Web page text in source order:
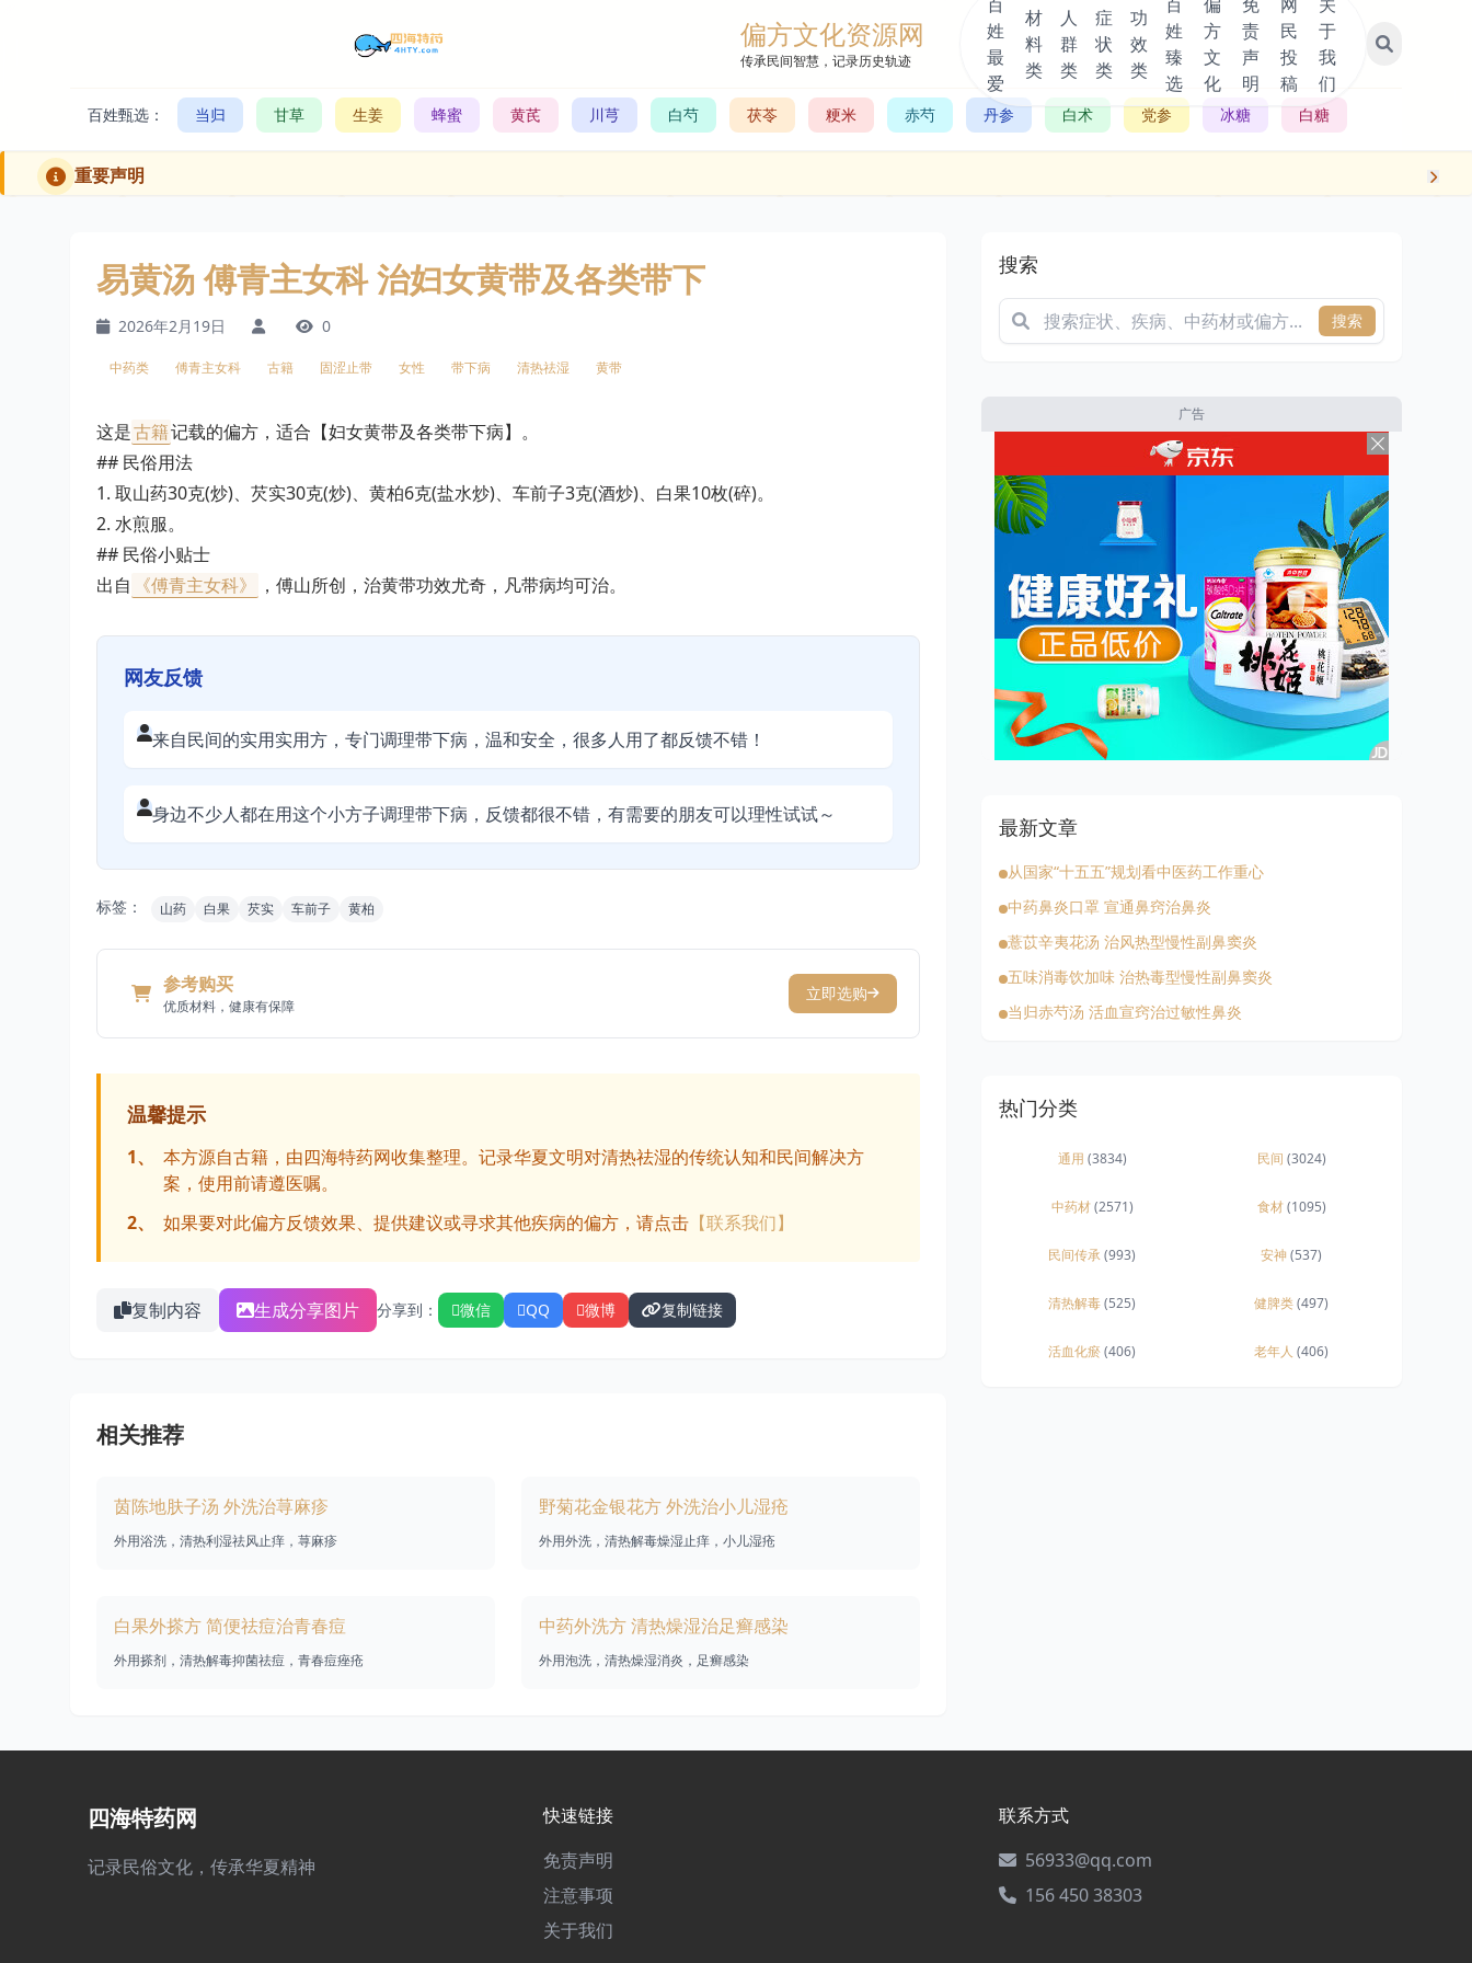
偏方文化资源网
传承民间智慧，记录历史轨迹
姓
最
爱
材
料
类
人
群
类
症
状
类
功
效
类
姓
臻
选
方
文
化
责
声
明
民
投
稿
于
我
们
百姓甄选： 当归 甘草 生姜 蜂蜜 黄芪 川芎 白芍 茯苓 粳米 赤芍 丹参 白术 党参 冰糖 白糖
重要声明
易黄汤 傅青主女科 治妇女黄带及各类带下
2026年2月19日 0
中药类 傅青主女科 古籍 固涩止带 女性 带下病 清热祛湿 黄带
这是古籍记载的偏方，适合【妇女黄带及各类带下病】。
## 民俗用法
1. 取山药30克(炒)、芡实30克(炒)、黄柏6克(盐水炒)、车前子3克(酒炒)、白果10枚(碎)。
2. 水煎服。
## 民俗小贴士
出自 《傅青主女科》 ，傅山所创，治黄带功效尤奇，凡带病均可治。
网友反馈
来自民间的实用实用方，专门调理带下病，温和安全，很多人用了都反馈不错！
身边不少人都在用这个小方子调理带下病，反馈都很不错，有需要的朋友可以理性试试～
标签： 山药 白果 芡实 车前子 黄柏
参考购买
优质材料，健康有保障
立即选购
温馨提示
1、
本方源自古籍，由四海特药网收集整理。记录华夏文明对清热祛湿的传统认知和民间解决方
案，使用前请遵医嘱。
2、
如果要对此偏方反馈效果、提供建议或寻求其他疾病的偏方，请点击 【联系我们】
复制内容 生成分享图片 分享到： 微信 QQ 微博 复制链接
相关推荐
茵陈地肤子汤 外洗治荨麻疹
外用浴洗，清热利湿祛风止痒，荨麻疹
野菊花金银花方 外洗治小儿湿疮
外用外洗，清热解毒燥湿止痒，小儿湿疮
白果外搽方 简便祛痘治青春痘
外用搽剂，清热解毒抑菌祛痘，青春痘痤疮
中药外洗方 清热燥湿治足癣感染
外用泡洗，清热燥湿消炎，足癣感染
搜索
搜索
广告
最新文章
从国家“十五五”规划看中医药工作重心
中药鼻炎口罩 宣通鼻窍治鼻炎
薏苡辛夷花汤 治风热型慢性副鼻窦炎
五味消毒饮加味 治热毒型慢性副鼻窦炎
当归赤芍汤 活血宣窍治过敏性鼻炎
热门分类
通用 (3834) 民间 (3024)
中药材(2571) 食材(1095)
民间传承(993) 安神(537)
清热解毒(525) 健脾类(497)
活血化瘀(406) 老年人 (406)
四海特药网
记录民俗文化，传承华夏精神
快速链接
免责声明
注意事项
关于我们
联系方式
56933@qq.com
156 450 38303